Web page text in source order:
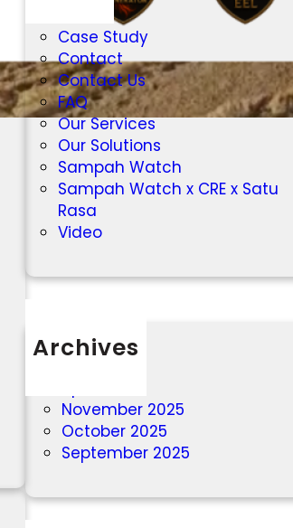
Case Study
Contact
Contact Us
FAQ
Our Services
Our Solutions
Sampah Watch
Sampah Watch x CRE x Satu
Rasa
Video
Archives
November 2025
October 2025
September 2025